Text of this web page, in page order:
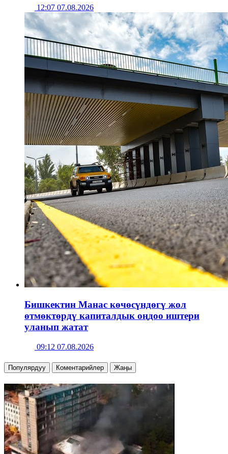
12:07 07.08.2026
Бишкектин Манас көчөсүндөгү жол
өтмөктөрдү капиталдык оңдоо иштери
уланып жатат
09:12 07.08.2026
Популярдуу Коментарийлер Жаңы